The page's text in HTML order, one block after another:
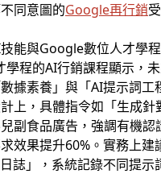
同意圖的Google再行銷
能與Google數位人才學
學程的AI行銷課程顯示，
據素養」與「AI提示詞工
上，具體指令如「生成針
副食品廣告，強調有機認
效果提升60%。實務上建
日誌」，系統記錄不同提示